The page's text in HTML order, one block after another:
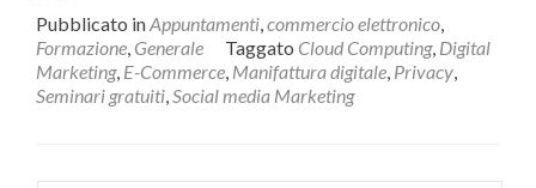
Pubblicato inAppuntamenti commercio elettronico
Formazione Generale Taggato Cloud Computing, Digital
Marketing, E-Commerce Manifattura digitale Privacy
Seminari gratuiti Social media Marketing